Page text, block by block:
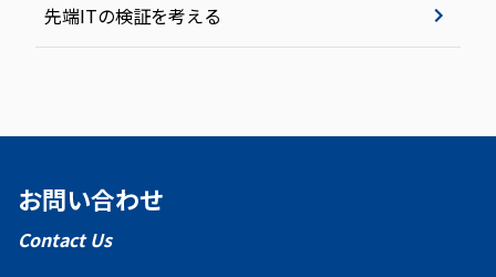
先端ITの検証を考える
お問い合わせ
Contact Us